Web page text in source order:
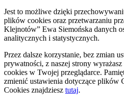
Jest to możliwe dzięki
plików cookies oraz przetwarzaniu
Klejnotów” Ewa Siemońska danych
analitycznych i statystycznych.
Przez dalsze korzystanie, bez zmian
prywatności, z naszej strony
cookies w Twojej przeglądarce.
zmienić ustawienia dotyczące plików
Cookies znajdziesz tutaj.